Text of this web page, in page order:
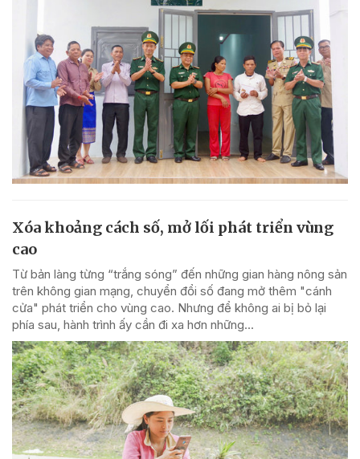
Xóa khoảng cách số, mở lối phát triển vùng
cao
Từ bản làng từng “trắng sóng” đến những gian hàng nông sản
trên không gian mạng, chuyển đổi số đang mở thêm "cánh
cửa" phát triển cho vùng cao. Nhưng để không ai bị bỏ lại
phía sau, hành trình ấy cần đi xa hơn những...